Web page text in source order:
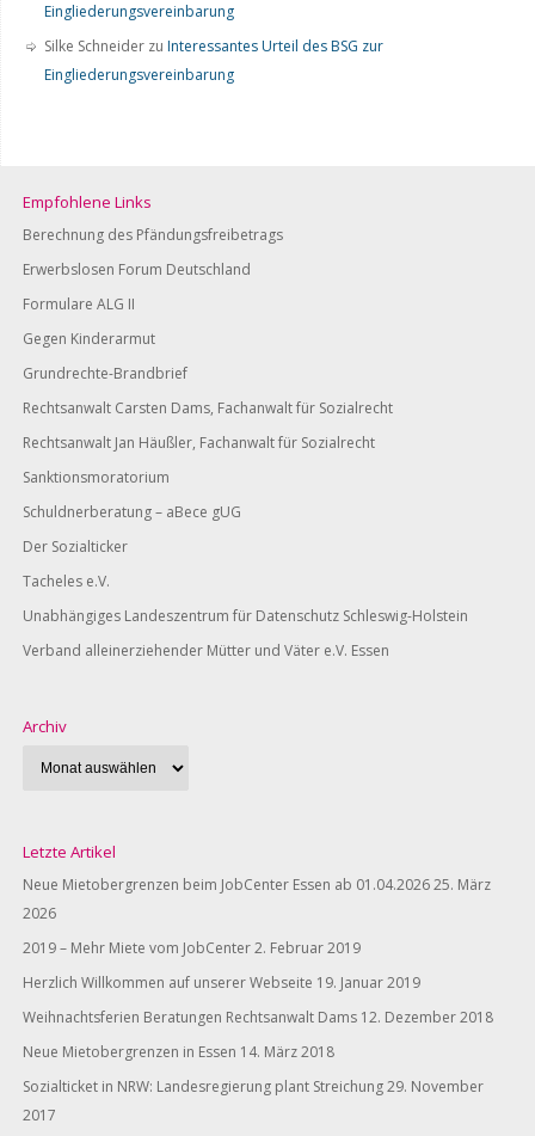
Eingliederungsvereinbarung
Silke Schneider zu Interessantes Urteil des BSG zur
Eingliederungsvereinbarung
Empfohlene Links
Berechnung des Pfändungsfreibetrags
Erwerbslosen Forum Deutschland
Formulare ALG II
Gegen Kinderarmut
Grundrechte-Brandbrief
Rechtsanwalt Carsten Dams, Fachanwalt für Sozialrecht
Rechtsanwalt Jan Häußler, Fachanwalt für Sozialrecht
Sanktionsmoratorium
Schuldnerberatung – aBece gUG
Der Sozialticker
Tacheles e.V.
Unabhängiges Landeszentrum für Datenschutz Schleswig-Holstein
Verband alleinerziehender Mütter und Väter e.V. Essen
Archiv
Letzte Artikel
Neue Mietobergrenzen beim JobCenter Essen ab 01.04.202625. März
2026
2019 – Mehr Miete vom JobCenter2. Februar 2019
Herzlich Willkommen auf unserer Webseite 19. Januar 2019
Weihnachtsferien Beratungen Rechtsanwalt Dams 12. Dezember 2018
Neue Mietobergrenzen in Essen 14. März 2018
Sozialticket in NRW: Landesregierung plant Streichung29. November
2017